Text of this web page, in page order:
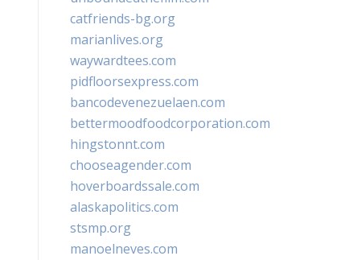
catfriends-bg.org
marianlives.org
waywardtees.com
pidfloorsexpress.com
bancodevenezuelaen.com
bettermoodfoodcorporation.com
hingstonnt.com
chooseagender.com
hoverboardssale.com
alaskapolitics.com
stsmp.org
manoelneves.com